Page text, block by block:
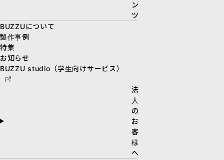
ン
ツ
BUZZUについて
製作事例
特集
お知らせ
BUZZU studio（学生向けサービス）
法
人
の
お
客
様
へ